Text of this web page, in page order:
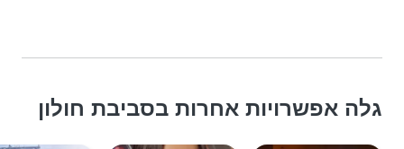
גלה אפשרויות אחרות בסביבת חולון